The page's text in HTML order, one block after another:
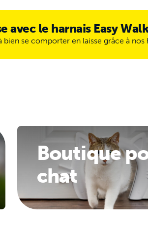
avec le harnais Easy
se comporter en laisse grâce à nos
Boutique
chat